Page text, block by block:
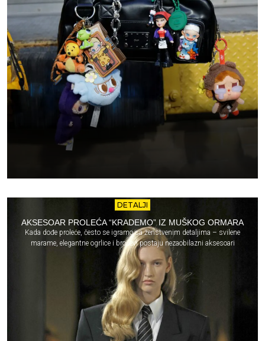
DETALJI
AKSESOAR PROLEĆA “KRADEMO” IZ MUŠKOG ORMARA
Kada dođe proleće, često se igramo sa ženstvenim detaljima – svilene
marame, elegantne ogrlice i broševi postaju nezaobilazni aksesoari